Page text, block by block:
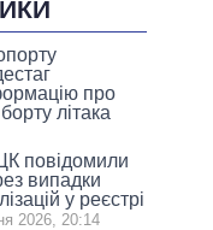
про
літака
повідомили
випадки
у реєстрі
2026, 20:14